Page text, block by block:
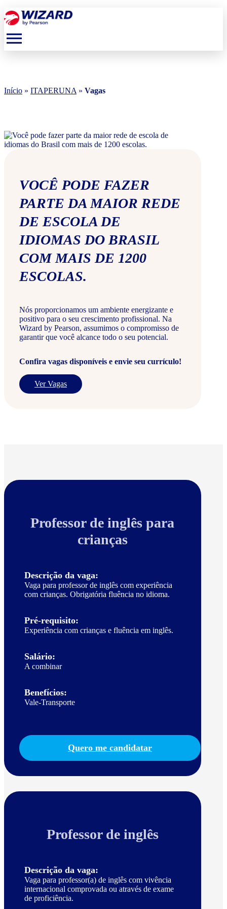
menu
Início » ITAPERUNA » Vagas
VOCÊ PODE FAZER
PARTE DA MAIOR REDE
DE ESCOLA DE
IDIOMAS DO BRASIL
COM MAIS DE 1200
ESCOLAS.
Nós proporcionamos um ambiente energizante e
positivo para o seu crescimento profissional. Na
Wizard by Pearson, assumimos o compromisso de
garantir que você alcance todo o seu potencial.
Confira vagas disponíveis e envie seu currículo!
Ver Vagas
Professor de inglês para
crianças
Descrição da vaga:
Vaga para professor de inglês com experiência
com crianças. Obrigatória fluência no idioma.
Pré-requisito:
Experiência com crianças e fluência em inglês.
Salário:
A combinar
Benefícios:
Vale-Transporte
Quero me candidatar
Professor de inglês
Descrição da vaga:
Vaga para professor(a) de inglês com vivência
internacional comprovada ou através de exame
de proficiência.